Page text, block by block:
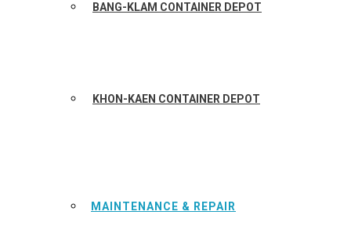
BANG-KLAM CONTAINER DEPOT
KHON-KAEN CONTAINER DEPOT
MAINTENANCE & REPAIR